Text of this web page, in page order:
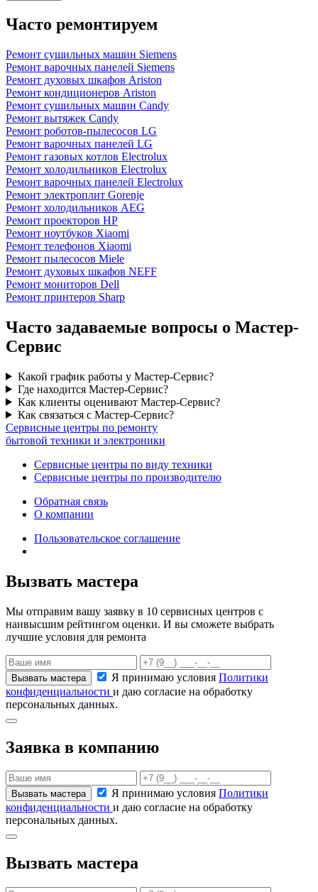
Часто ремонтируем
Ремонт сушильных машин Siemens
Ремонт варочных панелей Siemens
Ремонт духовых шкафов Ariston
Ремонт кондиционеров Ariston
Ремонт сушильных машин Candy
Ремонт вытяжек Candy
Ремонт роботов-пылесосов LG
Ремонт варочных панелей LG
Ремонт газовых котлов Electrolux
Ремонт холодильников Electrolux
Ремонт варочных панелей Electrolux
Ремонт электроплит Gorenje
Ремонт холодильников AEG
Ремонт проекторов HP
Ремонт ноутбуков Xiaomi
Ремонт телефонов Xiaomi
Ремонт пылесосов Miele
Ремонт духовых шкафов NEFF
Ремонт мониторов Dell
Ремонт принтеров Sharp
Часто задаваемые вопросы о Мастер-
Сервис
Какой график работы у Мастер-Сервис?
Где находится Мастер-Сервис?
Как клиенты оценивают Мастер-Сервис?
Как связаться с Мастер-Сервис?
Сервисные центры по ремонту
бытовой техники и электроники
Сервисные центры по виду техники
Сервисные центры по производителю
Обратная связь
О компании
Пользовательское соглашение
Вызвать мастера
Мы отправим вашу заявку в 10 сервисных центров с
наивысшим рейтингом оценки. И вы сможете выбрать
лучшие условия для ремонта
Я принимаю условия Политики
конфиденциальности и даю согласие на обработку
персональных данных.
Заявка в компанию
Я принимаю условия Политики
конфиденциальности и даю согласие на обработку
персональных данных.
Вызвать мастера